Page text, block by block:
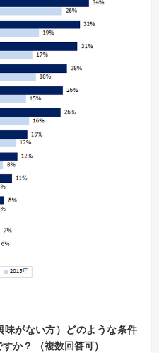
味がない方）どのような条件
か？ （複数回答可）